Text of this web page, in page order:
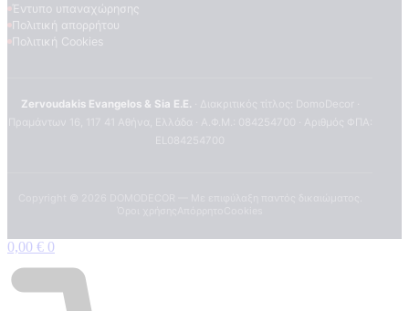
Έντυπο υπαναχώρησης
Πολιτική απορρήτου
Πολιτική Cookies
Zervoudakis Evangelos & Sia E.E.
0,00 € 0